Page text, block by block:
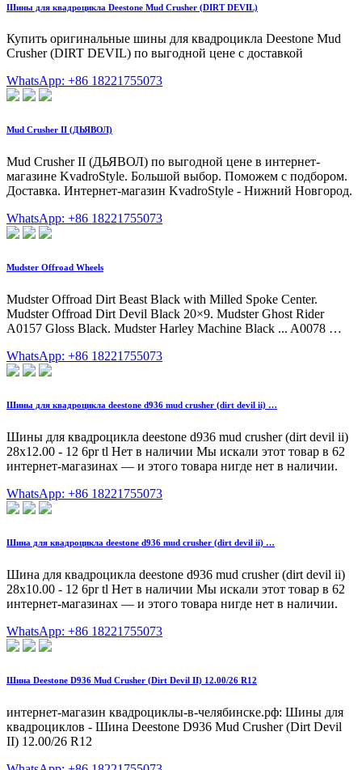
Шины для квадроцикла Deestone Mud Crusher (DIRT DEVIL)
Купить оригинальные шины для квадроцикла Deestone Mud
Crusher (DIRT DEVIL) по выгодной цене с доставкой
WhatsApp: +86 18221755073
Mud Crusher II (ДЬЯВОЛ)
Mud Crusher II (ДЬЯВОЛ) по выгодной цене в интернет-
магазине KvadroStyle. Большой выбор. Поможем с подбором.
Доставка. Интернет-магазин KvadroStyle - Нижний Новгород.
WhatsApp: +86 18221755073
Mudster Offroad Wheels
Mudster Offroad Dirt Beast Black with Milled Spoke Center.
Mudster Offroad Dirt Devil Black 20×9. Mudster Ghost Rider
A0157 Gloss Black. Mudster Harley Machine Black ... A0078 …
WhatsApp: +86 18221755073
Шины для квадроцикла deestone d936 mud crusher (dirt devil ii) …
Шины для квадроцикла deestone d936 mud crusher (dirt devil ii)
28x12.00 - 12 6pr tl Нет в наличии Мы искали этот товар в 62
интернет-магазинах — и этого товара нигде нет в наличии.
WhatsApp: +86 18221755073
Шина для квадроцикла deestone d936 mud crusher (dirt devil ii) …
Шина для квадроцикла deestone d936 mud crusher (dirt devil ii)
28x10.00 - 12 6pr tl Нет в наличии Мы искали этот товар в 62
интернет-магазинах — и этого товара нигде нет в наличии.
WhatsApp: +86 18221755073
Шина Deestone D936 Mud Crusher (Dirt Devil II) 12.00/26 R12
интернет-магазин квадроциклы-в-челябинске.рф: Шины для
квадроциклов - Шина Deestone D936 Mud Crusher (Dirt Devil
II) 12.00/26 R12